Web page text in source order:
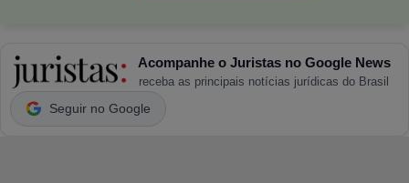
Acompanhe o Juristas no Google News
receba as principais notícias jurídicas do Brasil
Seguir no Google